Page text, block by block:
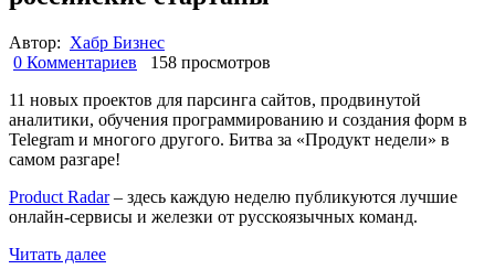
Автор: Хабр Бизнес
0 Комментариев
158 просмотров
11 новых проектов для парсинга сайтов, продвинутой
аналитики, обучения программированию и создания форм в
Telegram и многого другого. Битва за «Продукт недели» в
самом разгаре!
Product Radar– здесь каждую неделю публикуются лучшие
онлайн-сервисы и железки от русскоязычных команд.
Читать далее